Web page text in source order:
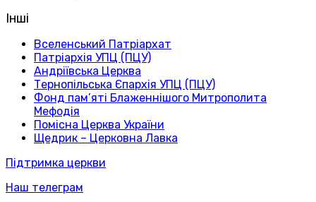
Інші
Вселенський Патріархат
Патріархія УПЦ (ПЦУ)
Андріївська Церква
Тернопільська Єпархія УПЦ (ПЦУ)
Фонд пам’яті Блаженнішого Митрополита
Мефодія
Помісна Церква України
Щедрик – Церковна Лавка
Підтримка церкви
Наш телеграм